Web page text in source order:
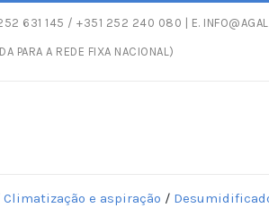
631 145 / +351 252 240 080 | E.
PARA A REDE FIXA NACIONAL)Entregas gratuitas com
Climatização e aspiração /